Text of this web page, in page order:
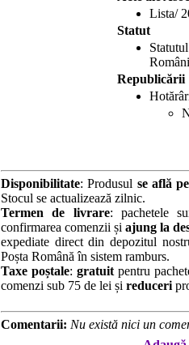
Lista/
Statut
Republicării
Disponibilitate: Produsul se află
Stocul se actualizează zilnic.
Termen de livrare: pachetele
confirmarea comenzii șiajung la
expediate direct din depozitul
Poșta Română în sistem ramburs.
Taxe poștale: gratuitpentru
comenzi sub 75 de lei și reduceri
Comentarii: Nu există nici un